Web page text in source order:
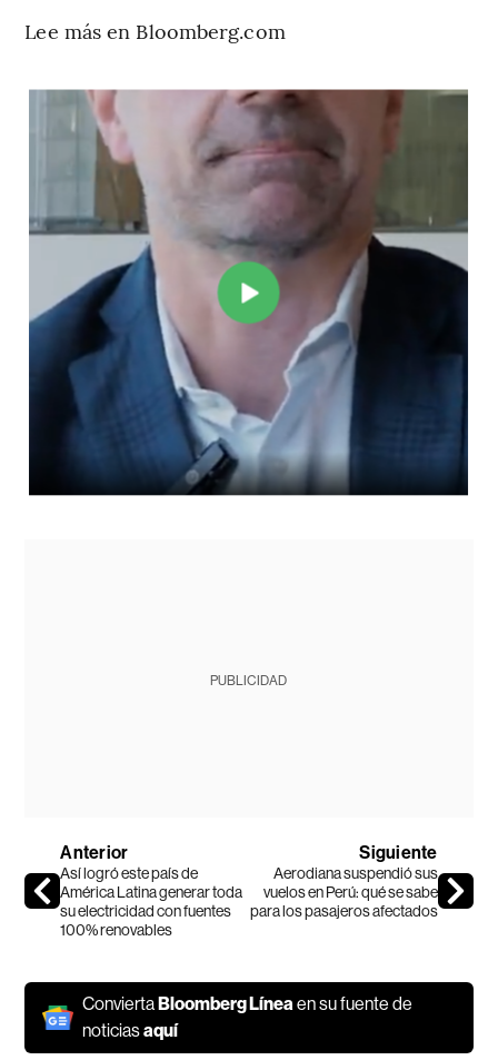
Lee más en Bloomberg.com
PUBLICIDAD
Anterior
Así logró este país de
América Latina generar toda
su electricidad con fuentes
100% renovables
Siguiente
Aerodiana suspendió sus
vuelos en Perú: qué se sabe
para los pasajeros afectados
ConviertaBloomberg Líneaen su fuente de
noticiasaquí